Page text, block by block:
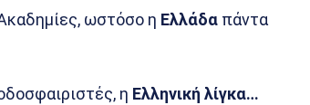
ωστόσο η Ελλάδα πάντα
η Ελληνική λίγκα…